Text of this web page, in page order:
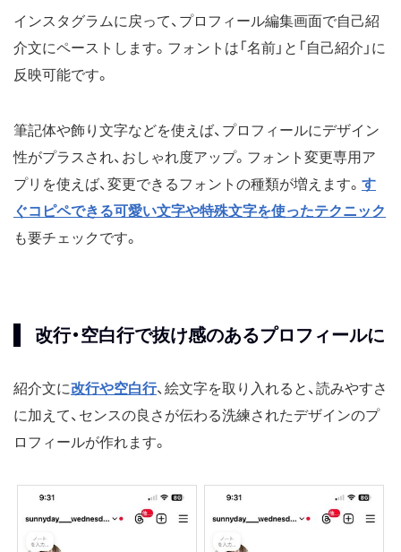
インスタグラムに戻って、プロフィール編集画面で自己紹
介文にペーストします。フォントは「名前」と「自己紹介」に
反映可能です。
筆記体や飾り文字などを使えば、プロフィールにデザイン
性がプラスされ、おしゃれ度アップ。フォント変更専用ア
プリを使えば、変更できるフォントの種類が増えます。 す
ぐコピペできる可愛い文字や特殊文字を使ったテクニック
も要チェックです。
改行・空白行で抜け感のあるプロフィールに
紹介文に改行や空白行、絵文字を取り入れると、読みやすさ
に加えて、センスの良さが伝わる洗練されたデザインのプ
ロフィールが作れます。